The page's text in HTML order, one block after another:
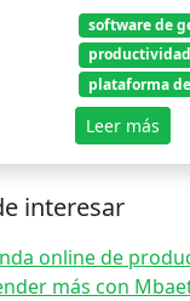
software de
plataforma
Leer más
interesar
online de
más con